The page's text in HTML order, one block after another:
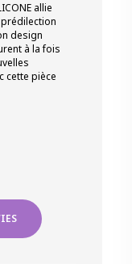
allie
design
à la fois
cette pièce